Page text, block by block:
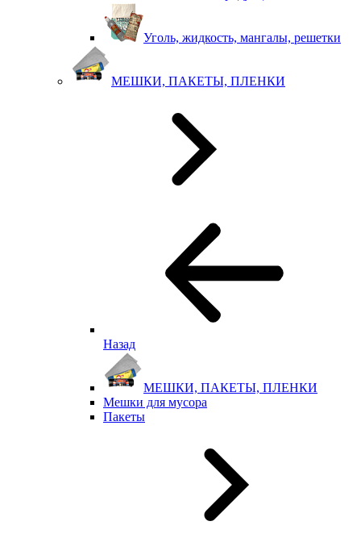
Уголь, жидкость, мангалы, решетки
МЕШКИ, ПАКЕТЫ, ПЛЕНКИ
Назад
МЕШКИ, ПАКЕТЫ, ПЛЕНКИ
Мешки для мусора
Пакеты